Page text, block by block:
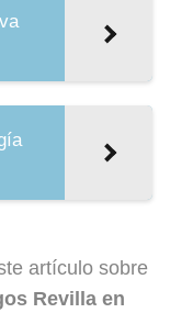
artículo sobre
Revilla en